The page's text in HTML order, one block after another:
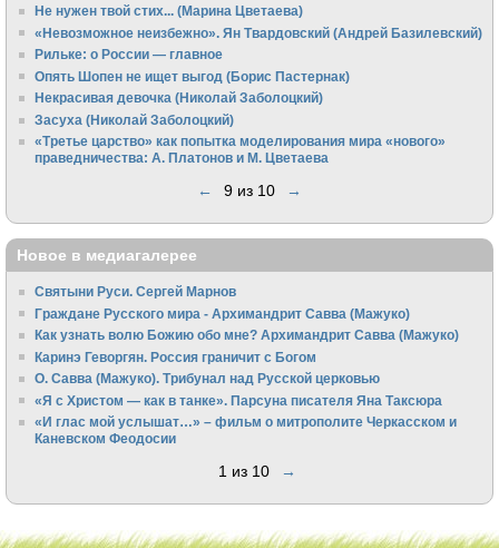
Не нужен твой стих... (Марина Цветаева)
«Невозможное неизбежно». Ян Твардовский (Андрей Базилевский)
Рильке: о России — главное
Опять Шопен не ищет выгод (Борис Пастернак)
Некрасивая девочка (Николай Заболоцкий)
Засуха (Николай Заболоцкий)
«Третье царство» как попытка моделирования мира «нового»
праведничества: А. Платонов и М. Цветаева
← 9 из 10 →
Новое в медиагалерее
Святыни Руси. Сергей Марнов
Граждане Русского мира - Архимандрит Савва (Мажуко)
Как узнать волю Божию обо мне? Архимандрит Савва (Мажуко)
Каринэ Геворгян. Россия граничит с Богом
О. Савва (Мажуко). Трибунал над Русской церковью
«Я с Христом — как в танке». Парсуна писателя Яна Таксюра
«И глас мой услышат…» – фильм о митрополите Черкасском и
Каневском Феодосии
1 из 10 →